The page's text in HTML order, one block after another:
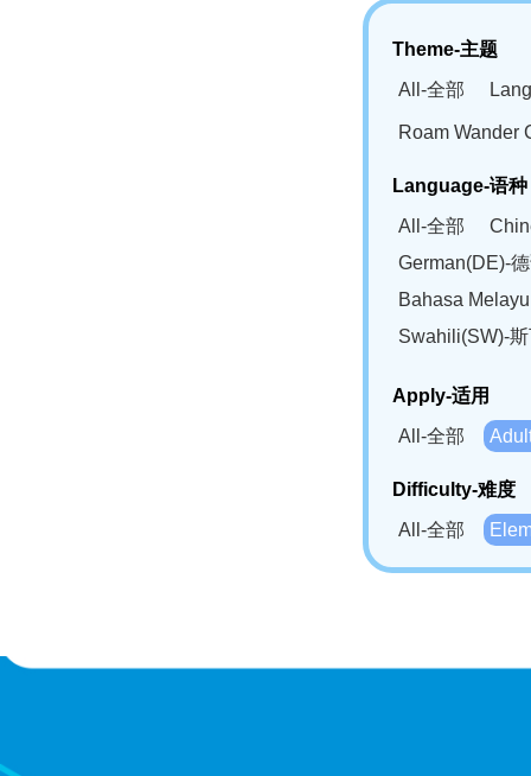
Theme-主题
All-全部
Roam Wander
Language-语种
All-全部
German(DE)-
Bahasa
Swahili(SW)-
Apply-适用
All-全部
Difficulty-难度
All-全部